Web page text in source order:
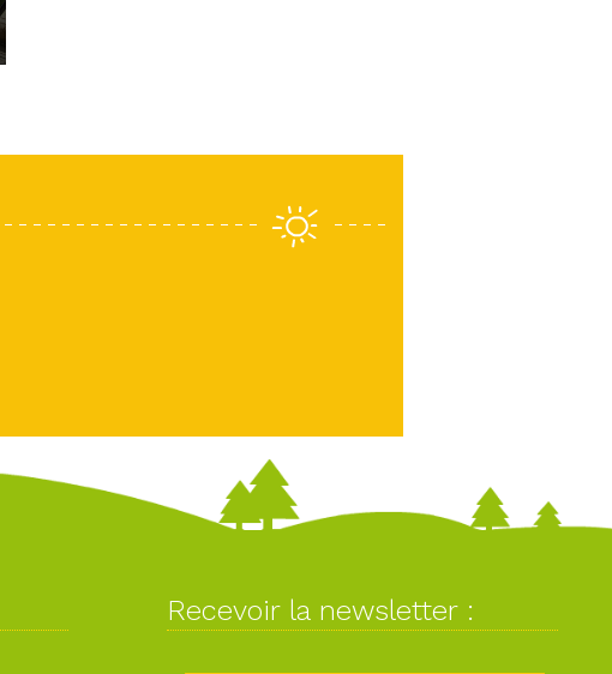
Recevoir la newsletter :